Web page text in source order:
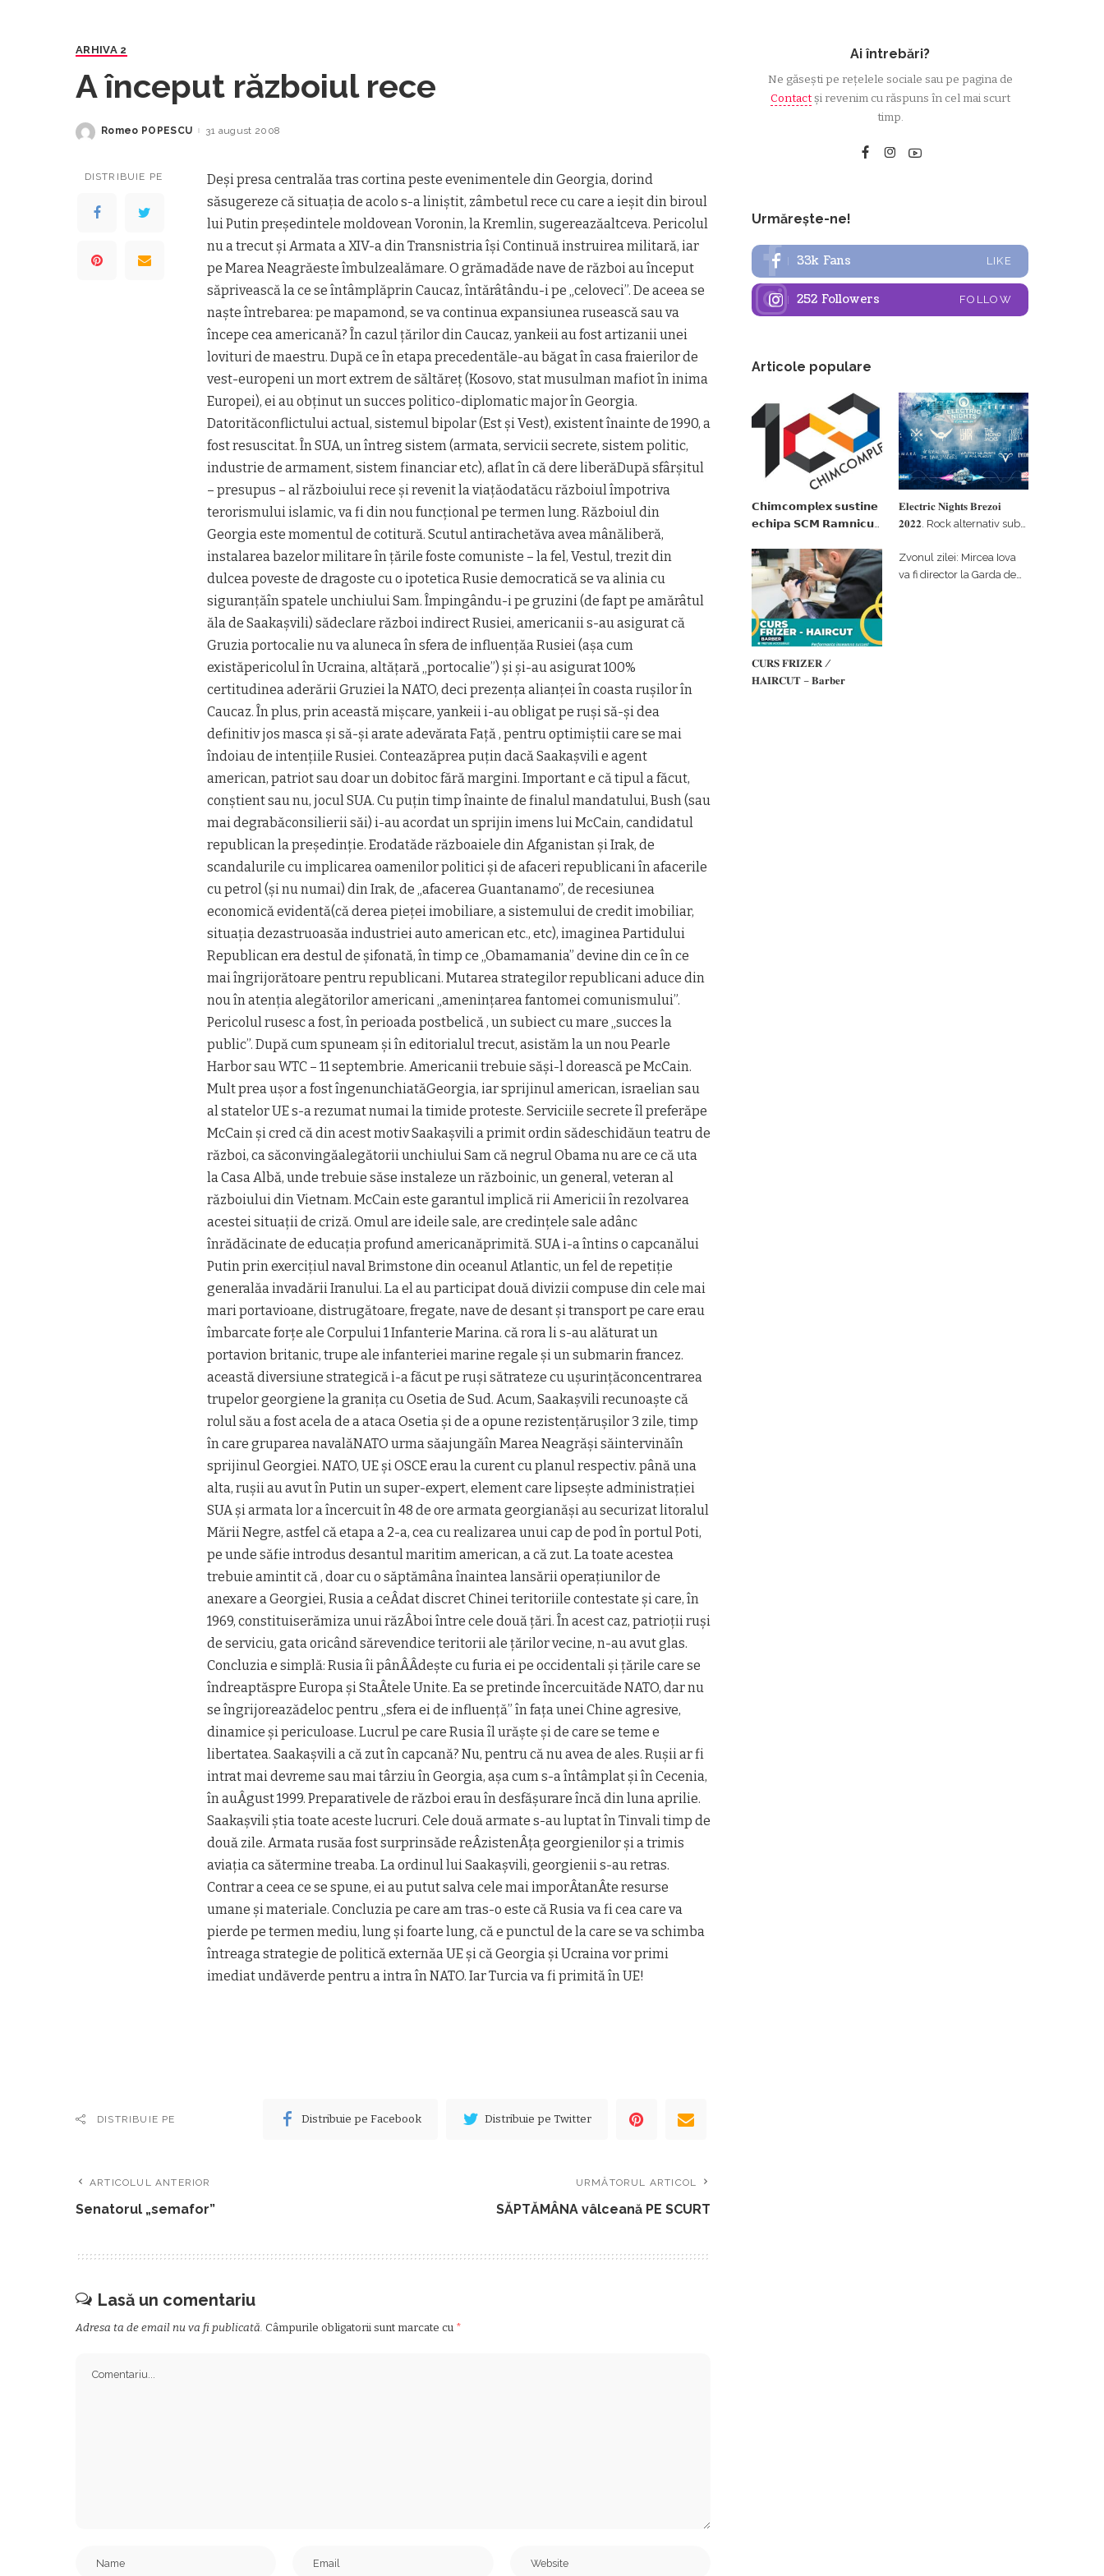
ARHIVA 2
A început războiul rece
Posted
Romeo POPESCU 31 august 2008
DISTRIBUIE PE
Deși presa centralăa tras cortina peste evenimentele din Georgia, dorind
săsugereze că situația de acolo s-a liniștit, zâmbetul rece cu care a ieșit din biroul
lui Putin președintele moldovean Voronin, la Kremlin, sugereazăaltceva. Pericolul
nu a trecut și Armata a XIV-a din Transnistria își Continuă instruirea militară, iar
pe Marea Neagrăeste îmbulzealămare. O grămadăde nave de război au început
săprivească la ce se întâmplăprin Caucaz, întărâtându-i pe „celoveci”. De aceea se
naște întrebarea: pe mapamond, se va continua expansiunea rusească sau va
începe cea americană? În cazul țărilor din Caucaz, yankeii au fost artizanii unei
lovituri de maestru. După ce în etapa precedentăle-au băgat în casa fraierilor de
vest-europeni un mort extrem de săltăreț (Kosovo, stat musulman mafiot în inima
Europei), ei au obținut un succes politico-diplomatic major în Georgia.
Datorităconflictului actual, sistemul bipolar (Est și Vest), existent înainte de 1990, a
fost resuscitat. În SUA, un întreg sistem (armata, servicii secrete, sistem politic,
industrie de armament, sistem financiar etc), aflat în că dere liberăDupă sfârșitul
– presupus – al războiului rece și revenit la viațăodatăcu războiul împotriva
terorismului islamic, va fi din nou funcțional pe termen lung. Războiul din
Georgia este momentul de cotitură. Scutul antirachetăva avea mânăliberă,
instalarea bazelor militare în țările foste comuniste – la fel, Vestul, trezit din
dulcea poveste de dragoste cu o ipotetica Rusie democratică se va alinia cu
siguranțăîn spatele unchiului Sam. Împingându-i pe gruzini (de fapt pe amărâtul
ăla de Saakașvili) sădeclare război indirect Rusiei, americanii s-au asigurat că
Gruzia portocalie nu va aluneca în sfera de influențăa Rusiei (așa cum
existăpericolul în Ucraina, altățară „portocalie”) și și-au asigurat 100%
certitudinea aderării Gruziei la NATO, deci prezența alianței în coasta rușilor în
Caucaz. În plus, prin această mișcare, yankeii i-au obligat pe ruși să-și dea
definitiv jos masca și să-și arate adevărata Față , pentru optimiștii care se mai
îndoiau de intențiile Rusiei. Conteazăprea puțin dacă Saakașvili e agent
american, patriot sau doar un dobitoc fără margini. Important e că tipul a făcut,
conștient sau nu, jocul SUA. Cu puțin timp înainte de finalul mandatului, Bush (sau
mai degrabăconsilierii săi) i-au acordat un sprijin imens lui McCain, candidatul
republican la președinție. Erodatăde războaiele din Afganistan și Irak, de
scandalurile cu implicarea oamenilor politici și de afaceri republicani în afacerile
cu petrol (și nu numai) din Irak, de „afacerea Guantanamo”, de recesiunea
economică evidentă(că derea pieței imobiliare, a sistemului de credit imobiliar,
situația dezastruoasăa industriei auto american etc., etc), imaginea Partidului
Republican era destul de șifonată, în timp ce „Obamamania” devine din ce în ce
mai îngrijorătoare pentru republicani. Mutarea strategilor republicani aduce din
nou în atenția alegătorilor americani „amenințarea fantomei comunismului”.
Pericolul rusesc a fost, în perioada postbelică , un subiect cu mare „succes la
public”. După cum spuneam și în editorialul trecut, asistăm la un nou Pearle
Harbor sau WTC – 11 septembrie. Americanii trebuie săși-l dorească pe McCain.
Mult prea ușor a fost îngenunchiatăGeorgia, iar sprijinul american, israelian sau
al statelor UE s-a rezumat numai la timide proteste. Serviciile secrete îl preferăpe
McCain și cred că din acest motiv Saakașvili a primit ordin sădeschidăun teatru de
război, ca săconvingăalegătorii unchiului Sam că negrul Obama nu are ce că uta
la Casa Albă, unde trebuie săse instaleze un războinic, un general, veteran al
războiului din Vietnam. McCain este garantul implică rii Americii în rezolvarea
acestei situații de criză. Omul are ideile sale, are credințele sale adânc
înrădăcinate de educația profund americanăprimită. SUA i-a întins o capcanălui
Putin prin exercițiul naval Brimstone din oceanul Atlantic, un fel de repetiție
generalăa invadării Iranului. La el au participat două divizii compuse din cele mai
mari portavioane, distrugătoare, fregate, nave de desant și transport pe care erau
îmbarcate forțe ale Corpului 1 Infanterie Marina. că rora li s-au alăturat un
portavion britanic, trupe ale infanteriei marine regale și un submarin francez.
această diversiune strategică i-a făcut pe ruși sătrateze cu ușurințăconcentrarea
trupelor georgiene la granița cu Osetia de Sud. Acum, Saakașvili recunoaște că
rolul său a fost acela de a ataca Osetia și de a opune rezistențărușilor 3 zile, timp
în care gruparea navalăNATO urma săajungăîn Marea Neagrăși săintervinăîn
sprijinul Georgiei. NATO, UE și OSCE erau la curent cu planul respectiv. până una
alta, rușii au avut în Putin un super-expert, element care lipsește administrației
SUA și armata lor a încercuit în 48 de ore armata georgianăși au securizat litoralul
Mării Negre, astfel că etapa a 2-a, cea cu realizarea unui cap de pod în portul Poti,
pe unde săfie introdus desantul maritim american, a că zut. La toate acestea
trebuie amintit că , doar cu o săptămâna înaintea lansării operațiunilor de
anexare a Georgiei, Rusia a ceÂ­dat discret Chinei teritoriile contestate și care, în
1969, constituiserămiza unui răzÂ­boi între cele două țări. În acest caz, patrioții ruși
de serviciu, gata oricând sărevendice teritorii ale țărilor vecine, n-au avut glas.
Concluzia e simplă: Rusia îi pânÂ­Â­dește cu furia ei pe occidentali și țările care se
îndreaptăspre Europa și StaÂ­tele Unite. Ea se pretinde încercuităde NATO, dar nu
se îngrijoreazădeloc pentru „sfera ei de influență” în fața unei Chine agresive,
dinamice și periculoase. Lucrul pe care Rusia îl urăște și de care se teme e
libertatea. Saakașvili a că zut în capcană? Nu, pentru că nu avea de ales. Rușii ar fi
intrat mai devreme sau mai târziu în Georgia, așa cum s-a întâmplat și în Cecenia,
în auÂ­gust 1999. Preparativele de război erau în desfășurare în­că din luna aprilie.
Saakașvili știa toate aceste lucruri. Cele două armate s-au luptat în Tinvali timp de
două zile. Armata rusăa fost surprinsăde reÂ­zis­tenÂ­ța georgienilor și a trimis
aviația ca sătermine treaba. La ordinul lui Saakașvili, georgienii s-au retras.
Contrar a ceea ce se spune, ei au putut salva cele mai imporÂ­tanÂ­te resurse
umane și materiale. Concluzia pe care am tras-o este că Rusia va fi cea care va
pierde pe termen mediu, lung și foarte lung, că e punctul de la care se va schimba
întreaga strategie de politică externăa UE și că Georgia și Ucraina vor primi
imediat undăverde pentru a intra în NATO. Iar Turcia va fi primită în UE!
DISTRIBUIE PE Distribuie pe Facebook Distribuie pe Twitter
ARTICOLUL ANTERIOR
Senatorul „semafor”
URMĂTORUL ARTICOL
SĂPTĂMÂNA vâlceană PE SCURT
Lasă un comentariu
Adresa ta de email nu va fi publicată. Câmpurile obligatorii sunt marcate cu *
Ai întrebări?
Ne găsești pe rețelele sociale sau pe pagina de
Contactși revenim cu răspuns în cel mai scurt
timp.
Urmărește-ne!
33k Fans LIKE
252 Followers FOLLOW
Articole populare
𝗖𝗵𝗶𝗺𝗰𝗼𝗺𝗽𝗹𝗲𝘅 𝘀𝘂𝘀𝘁𝗶𝗻𝗲
𝗲𝗰𝗵𝗶𝗽𝗮 𝗦𝗖𝗠 𝗥𝗮𝗺𝗻𝗶𝗰𝘂
𝗽𝗮𝗿𝘁𝗲𝗻𝗲𝗿 𝗳𝗶𝗻𝗮𝗻𝘁𝗮𝘁𝗼𝗿
𝐄𝐥𝐞𝐜𝐭𝐫𝐢𝐜 𝐍𝐢𝐠𝐡𝐭𝐬 𝐁𝐫𝐞𝐳𝐨𝐢
𝟐𝟎𝟐𝟐. Rock alternativ sub
#𝐁𝐫𝐞𝐳𝐨𝐢𝐮𝐥𝐋𝐮𝐦𝐢𝐢
𝐂𝐔𝐑𝐒 𝐅𝐑𝐈𝐙𝐄𝐑 /
𝐇𝐀𝐈𝐑𝐂𝐔𝐓 – 𝐁𝐚𝐫𝐛𝐞𝐫
Zvonul zilei: Mircea Iova
va fi director la Garda de